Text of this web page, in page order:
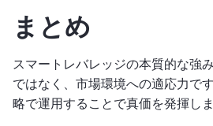
まとめ
スマートレバレッジの本質的な強
ではなく、市場環境への適応力で
略で運用することで真価を発揮しま